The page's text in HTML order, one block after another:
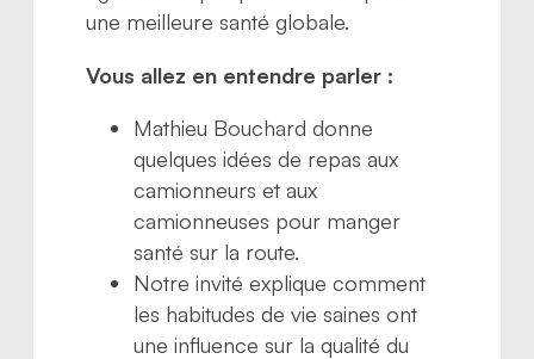
une meilleure santé globale.
Vous allez en entendre parler :
Mathieu Bouchard donne
quelques idées de repas aux
camionneurs et aux
camionneuses pour manger
santé sur la route.
Notre invité explique comment
les habitudes de vie saines ont
une influence sur la qualité du